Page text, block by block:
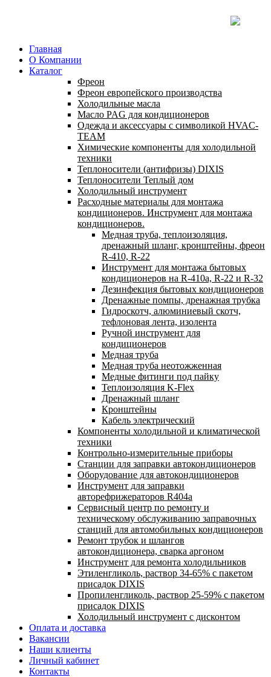
Главная
О Компании
Каталог
Фреон
Фреон европейского производства
Холодильные масла
Масло PAG для кондиционеров
Одежда и аксессуары с символикой HVAC-
TEAM
Химические компоненты для холодильной
техники
Теплоносители (антифризы) DIXIS
Теплоносители Теплый дом
Холодильный инструмент
Расходные материалы для монтажа
кондиционеров. Инструмент для монтажа
кондиционеров.
Медная труба, теплоизоляция,
дренажный шланг, кронштейны, фреон
R-410, R-22
Инструмент для монтажа бытовых
кондиционеров на R-410а, R-22 и R-32
Дезинфекция бытовых кондиционеров
Дренажные помпы, дренажная трубка
Гидроскотч, алюминиевый скотч,
тефлоновая лента, изолента
Ручной инструмент для
кондиционеров
Медная труба
Медная труба неотожженная
Медные фитинги под пайку
Теплоизоляция K-Flex
Дренажный шланг
Кронштейны
Кабель электрический
Компоненты холодильной и климатической
техники
Контрольно-измерительные приборы
Станции для заправки автокондиционеров
Оборудование для автокондиционеров
Инструмент для заправки
авторефрижераторов R404a
Сервисный центр по ремонту и
техническому обслуживанию заправочных
станций для автомобильных кондиционеров
Ремонт трубок и шлангов
автокондиционера, сварка аргоном
Инструмент для ремонта холодильников
Этиленгликоль, раствор 34-65% с пакетом
присадок DIXIS
Пропиленгликоль, раствор 25-59% с пакетом
присадок DIXIS
Холодильный инструмент с дисконтом
Оплата и доставка
Вакансии
Наши клиенты
Личный кабинет
Контакты